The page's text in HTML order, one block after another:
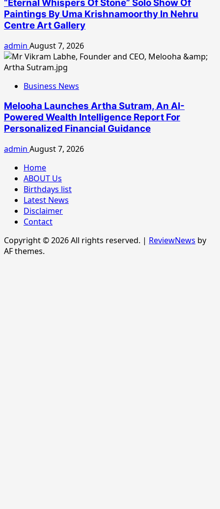
“Eternal Whispers Of Stone” Solo Show Of
Paintings By Uma Krishnamoorthy In Nehru
Centre Art Gallery
admin August 7, 2026
Business News
Melooha Launches Artha Sutram, An AI-
Powered Wealth Intelligence Report For
Personalized Financial Guidance
admin August 7, 2026
Home
ABOUT Us
Birthdays list
Latest News
Disclaimer
Contact
Copyright © 2026 All rights reserved. | ReviewNews by
AF themes.